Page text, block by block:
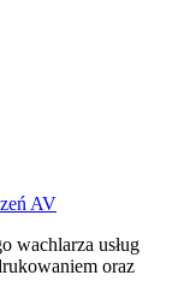
AV
wachlarza usług
oraz